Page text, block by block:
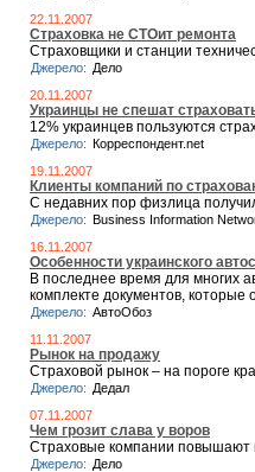
22.11.2007
Страховка не СТОит ремонта
Страховщики и станции
Джерело: Дело
20.11.2007
Украинцы не спешат
12% украинцев пользуются
Джерело: Корреспондент.net
19.11.2007
Клиенты компаний по
С недавних пор физлица
Джерело: Business Information
16.11.2007
Особенности украинского
В последнее время для многих
комплекте документов, которые
Джерело: АвтоОбоз
11.11.2007
Рынок на продажу
Страховой рынок – на пороге
Джерело: Дедал
07.11.2007
Чем грозит слава у воров
Страховые компании повышают
Джерело: Дело